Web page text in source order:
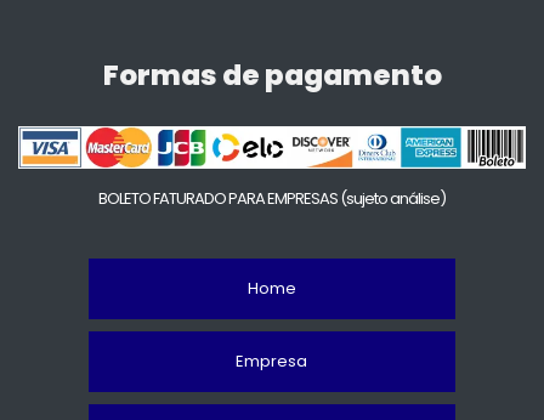
Formas de pagamento
BOLETO FATURADO PARA EMPRESAS(sujeto análise)
Home
Empresa